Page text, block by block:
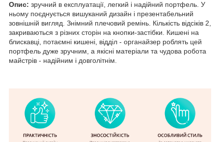
Опис: зручний в експлуатації, легкий і надійний портфель. У
ньому поєднується вишуканий дизайн і презентабельний
зовнішній вигляд. Знімний плечовий ремінь. Кількість відсіків 2,
закриваються з різних сторін на кнопки-застібки. Кишені на
блискавці, потаємні кишені, відділ - органайзер роблять цей
портфель дуже зручним, а якісні матеріали та чудова робота
майстрів - надійним і довголітнім.